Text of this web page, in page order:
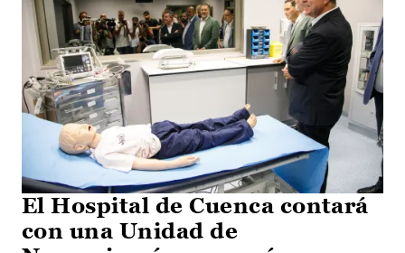
El Hospital de Cuenca contará
con una Unidad de